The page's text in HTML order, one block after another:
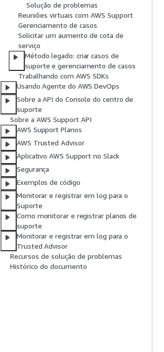
Solução de problemas
Reuniões virtuais com AWS Support
Gerenciamento de casos
Solicitar um aumento de cota de
serviço
Método legado: criar casos de
suporte e gerenciamento de casos
Trabalhando com AWS SDKs
Usando Agente do AWS DevOps
Sobre a API do Console do centro de
suporte
Sobre a AWS Support API
AWS Support Planos
AWS Trusted Advisor
Aplicativo AWS Support no Slack
Segurança
Exemplos de código
Monitorar e registrar em log para o
Suporte
Como monitorar e registrar planos de
suporte
Monitorar e registrar em log para o
Trusted Advisor
Recursos de solução de problemas
Histórico do documento